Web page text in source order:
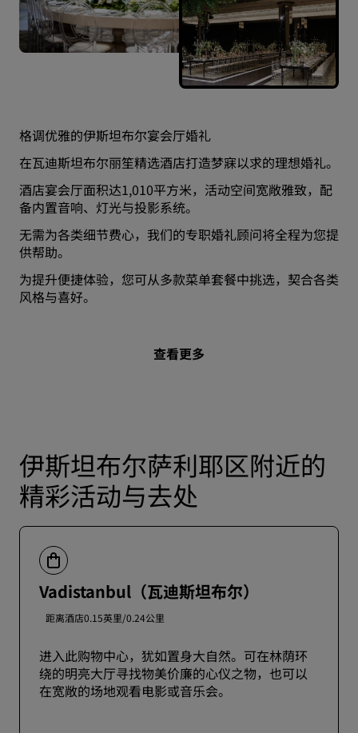
格调优雅的伊斯坦布尔宴会厅婚礼
在瓦迪斯坦布尔丽笙精选酒店打造梦寐以求的理想婚礼。
酒店宴会厅面积达1,010平方米，活动空间宽敞雅致，配
备内置音响、灯光与投影系统。
无需为各类细节费心，我们的专职婚礼顾问将全程为您提
供帮助。
为提升便捷体验，您可从多款菜单套餐中挑选，契合各类
风格与喜好。
查看更多
伊斯坦布尔萨利耶区附近的
精彩活动与去处
Vadistanbul（瓦迪斯坦布尔）
距离酒店0.15英里/0.24公里
进入此购物中心，犹如置身大自然。可在林荫环
绕的明亮大厅寻找物美价廉的心仪之物，也可以
在宽敞的场地观看电影或音乐会。